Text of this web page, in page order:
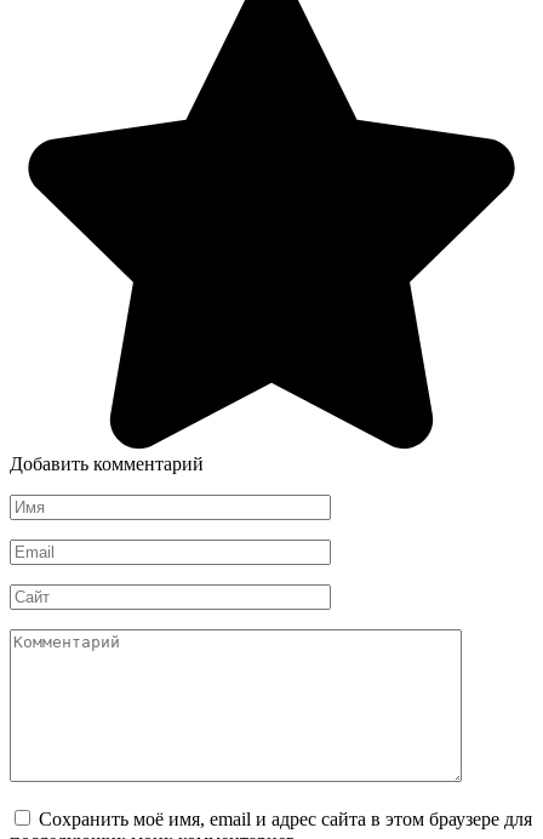
Добавить комментарий
Имя
*
Email
*
Сайт
Комментарий
Сохранить моё имя, email и адрес сайта в этом браузере для